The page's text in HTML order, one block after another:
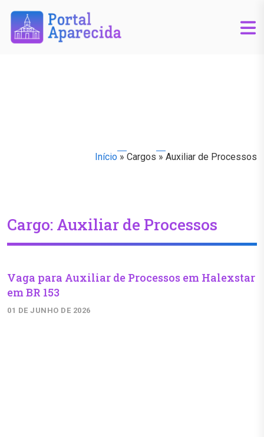
Início » Cargos » Auxiliar de Processos
Cargo: Auxiliar de Processos
Vaga para Auxiliar de Processos em Halexstar
em BR 153
01 DE JUNHO DE 2026